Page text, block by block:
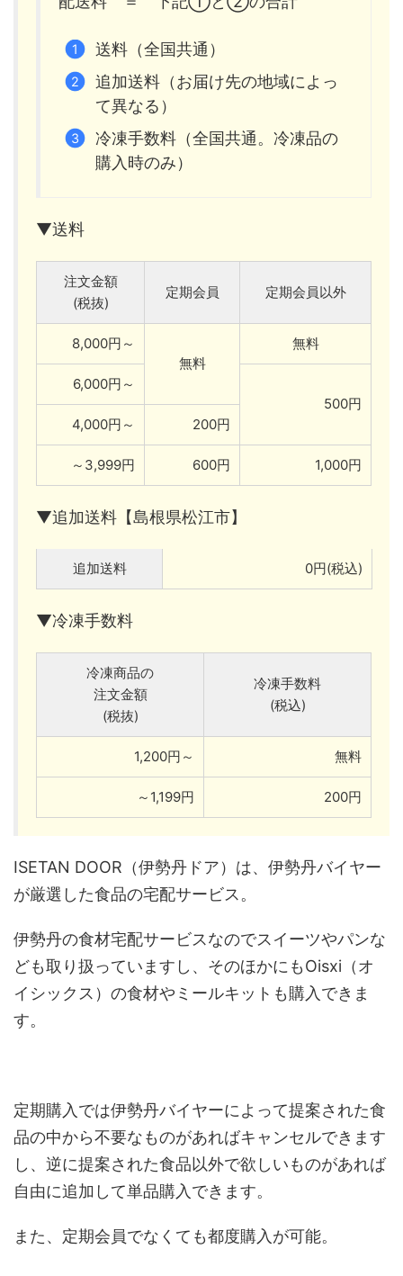
送料（全国共通）
追加送料（お届け先の地域によっ
て異なる）
冷凍手数料（全国共通。冷凍品の
購入時のみ）
▼送料
注文金額
(税抜)
定期会員 定期会員以外
8,000円～
無料
無料
6,000円～
500円
4,000円～
200円
～3,999円 600円 1,000円
▼追加送料【島根県松江市】
追加送料 0円(税込)
▼冷凍手数料
冷凍商品の
注文金額
(税抜)
冷凍手数料
(税込)
1,200円～ 無料
～1,199円 200円
ISETAN DOOR（伊勢丹ドア）は、伊勢丹バイヤー
が厳選した食品の宅配サービス。
伊勢丹の食材宅配サービスなのでスイーツやパンな
ども取り扱っていますし、そのほかにもOisxi（オ
イシックス）の食材やミールキットも購入できま
す。
定期購入では伊勢丹バイヤーによって提案された食
品の中から不要なものがあればキャンセルできます
し、逆に提案された食品以外で欲しいものがあれば
自由に追加して単品購入できます。
また、定期会員でなくても都度購入が可能。